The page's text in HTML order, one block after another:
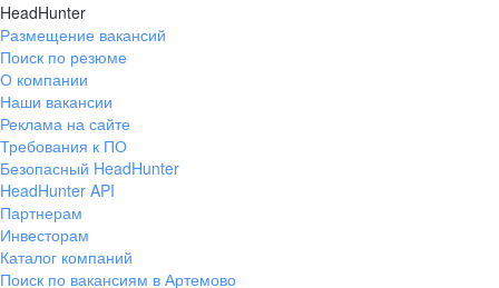
HeadHunter
Размещение вакансий
Поиск по резюме
О компании
Наши вакансии
Реклама на сайте
Требования к ПО
Безопасный HeadHunter
HeadHunter API
Партнерам
Инвесторам
Каталог компаний
Поиск по вакансиям в Артемово